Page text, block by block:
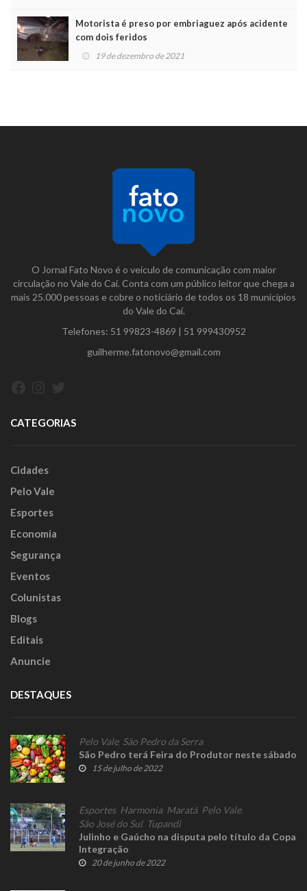
Motorista é preso por embriaguez após acidente
com dois feridos
19 de dezembro de 2021
O Jornal Fato Novo é o veículo de comunicação com maior
circulação no Vale do Caí. Conta com um público leitor que chega a
mais 25.000 pessoas e cobre o noticiário de todos os 18 municípios
do Vale do Caí.
Telefones: 51 99823-4869 | 51 999430952
guilherme.fatonovo@gmail.com
CATEGORIAS
Cidades
Pelo Vale
Esportes
Economia
Segurança
Eventos
Colunistas
Blogs
Editais
Anuncie
DESTAQUES
Pelo Vale, São Pedro da Serra
São Pedro terá Feira do Produtor neste sábado
15 de julho de 2022
Esportes, Harmonia, Maratá, Pelo Vale,
São José do Sul, Tupandi
Julinho e Gaúcho na disputa pelo título da Copa
Integração
20 de junho de 2022